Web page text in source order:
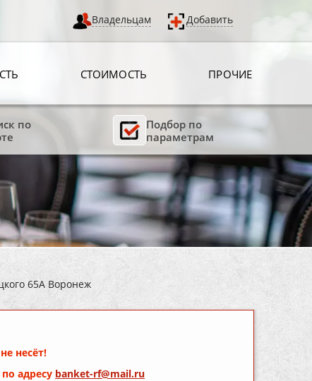
Владельцам Добавить
СТОИМОСТЬ ПРОЧИЕ
по
Подбор по
параметрам
65А Воронеж
несёт!
адресу banket-rf@mail.ru